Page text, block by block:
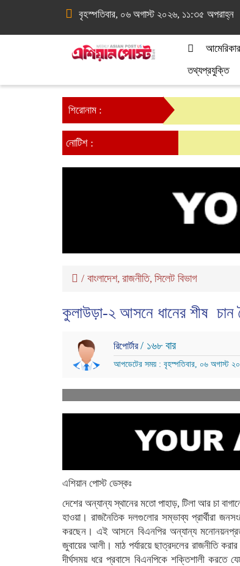
বৃহস্পতিবার, ০৬ অগাস্ট ২০২৬, ১১:৩৫ অপরাহ্ন
তথ্যপ্রযুক্তি
শিরোনাম :
নোটিশ :
/ বাংলাদেশ, রাজনীতি, সিলেট বিভাগ
কুলাউড়া-২ আসনে ধানের শীষ চান
রিপোর্টার/ ১৬৮ বার
আপডেটের সময় : বৃহস্পতিবার, ০৬ অগাস্ট
এশিয়ান পোস্ট ডেস্কঃ
দেশের অন্যান্য স্থানের মতো পাহাড়, টিলা আর চা
হাওয়া। রাজনৈতিক দলগুলোর সম্ভাব্য প্রার্থীরা
করছেন। এই আসনে বিএনপির অন্যান্য
জুবায়ের আলী। মাঠ পর্যারয়ে ছাত্রদলের রাজনীতি করার
দীর্ঘসময় ধরে প্রবাসে বিএনপিকে শক্তিশালী করতে